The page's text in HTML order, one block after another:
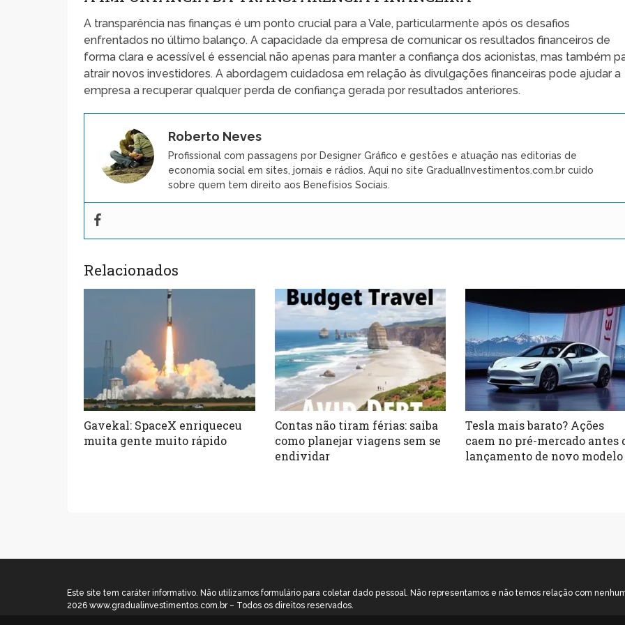
A transparência nas finanças é um ponto crucial para a Vale, particularmente após os desafios
enfrentados no último balanço. A capacidade da empresa de comunicar os resultados financeiros de
forma clara e acessível é essencial não apenas para manter a confiança dos acionistas, mas também
atrair novos investidores. A abordagem cuidadosa em relação às divulgações financeiras pode ajudar a
empresa a recuperar qualquer perda de confiança gerada por resultados anteriores.
Roberto Neves
Profissional com passagens por Designer Gráfico e gestões e atuação nas editorias de
economia social em sites, jornais e rádios. Aqui no site GradualInvestimentos.com.br cuido
sobre quem tem direito aos Benefísios Sociais.
Relacionados
Gavekal: SpaceX enriqueceu
muita gente muito rápido
Contas não tiram férias: saiba
como planejar viagens sem se
endividar
Tesla mais barato? Ações
caem no pré-mercado antes
lançamento de novo modelo
Este site tem caráter informativo. Não utilizamos formulário para coletar dado pessoal. Não representamos e não temos relação com
2026 www.gradualinvestimentos.com.br – Todos os direitos reservados.